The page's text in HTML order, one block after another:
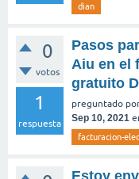
dian
0
votos
1
respuesta
Pasos
Aiu en el
gratuito
preguntado
Sep 10, 2021
facturacion-